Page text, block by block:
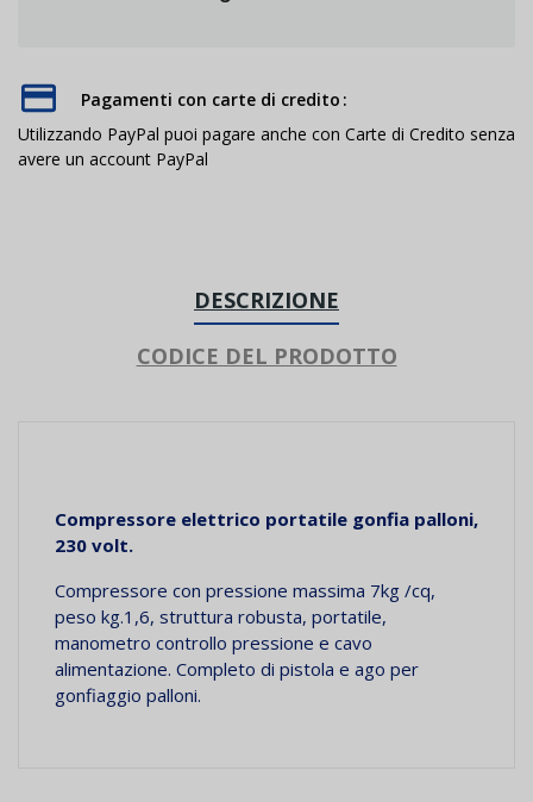
Pagamenti con carte di credito
Utilizzando PayPal puoi pagare anche con Carte di Credito senza
avere un account PayPal
DESCRIZIONE
CODICE DEL PRODOTTO
Compressore elettrico portatile gonfia palloni,
230 volt.
Compressore con pressione massima 7kg /cq,
peso kg.1,6, struttura robusta, portatile,
manometro controllo pressione e cavo
alimentazione. Completo di pistola e ago per
gonfiaggio palloni.